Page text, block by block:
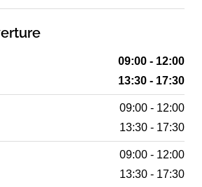
09:00 - 12:00
13:30 - 17:30
09:00 - 12:00
13:30 - 17:30
09:00 - 12:00
13:30 - 17:30